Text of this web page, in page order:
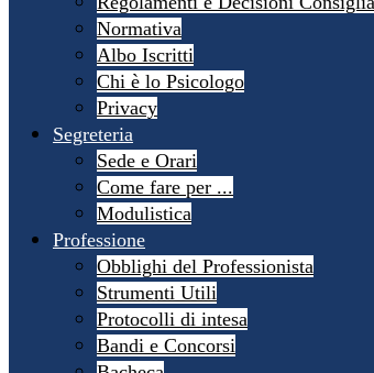
Normativa
Albo Iscritti
Chi è lo Psicologo
Privacy
Segreteria
Sede e Orari
Come fare per ...
Modulistica
Professione
Obblighi del Professionista
Strumenti Utili
Protocolli di intesa
Bandi e Concorsi